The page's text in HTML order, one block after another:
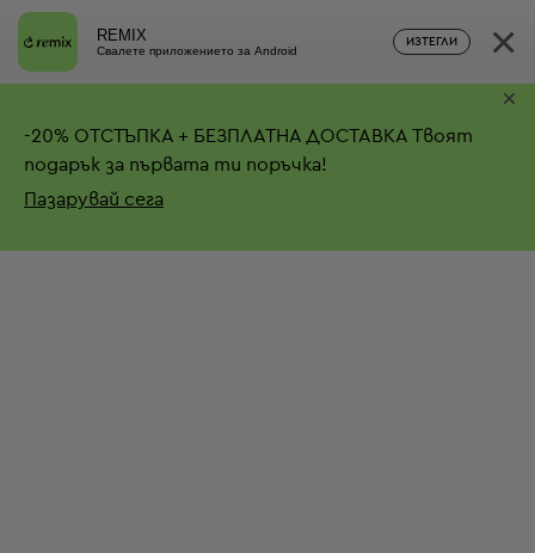
REMIX
Свалете приложението за Android
ИЗТЕГЛИ ×
-20% ОТСТЪПКА + БЕЗПЛАТНА ДОСТАВКА Твоят
подарък за първата ти поръчка!
Пазарувай сега
×